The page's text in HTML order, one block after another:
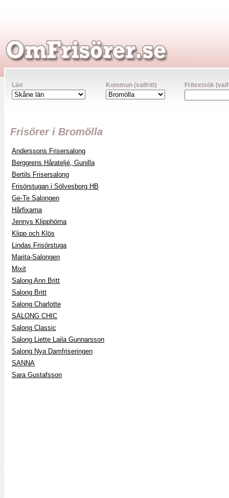
Län Kommun (valfritt) Fritextsök
Frisörer i Bromölla
Anderssons Frisersalong
Berggrens Hårateljé, Gunilla
Bertils Frisersalong
Frisörstugan i Sölvesborg HB
Ge-Te Salongen
Hårfixarna
Jennys Klipphörna
Klipp och Klös
Lindas Frisörstuga
Marita-Salongen
Mixit
Salong Ann Britt
Salong Britt
Salong Charlotte
SALONG CHIC
Salong Classic
Salong Liette Laila Gunnarsson
Salong Nya Damfriseringen
SANNA
Sara Gustafsson